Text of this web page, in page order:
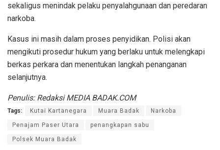
sekaligus menindak pelaku penyalahgunaan dan peredaran
narkoba.
Kasus ini masih dalam proses penyidikan. Polisi akan
mengikuti prosedur hukum yang berlaku untuk melengkapi
berkas perkara dan menentukan langkah penanganan
selanjutnya.
Penulis: Redaksi MEDIA BADAK.COM
Tags: Kutai Kartanegara Muara Badak Narkoba
Penajam Paser Utara penangkapan sabu
Polsek Muara Badak